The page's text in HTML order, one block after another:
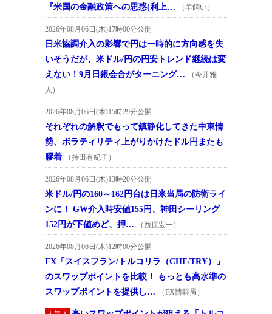
『米国の金融政策への思惑(利上…
（羊飼い）
2026年08月06日(木)17時00分公開
日米協調介入の影響で円は一時的に方向感を失
いそうだが、米ドル/円の円安トレンド継続は変
えない！9月日銀会合がターニング…
（今井雅
人）
2026年08月06日(木)15時29分公開
それぞれの解釈でもって鎮静化してきた中東情
勢、ボラティリティ上がりかけたドル円またも
膠着
（持田有紀子）
2026年08月06日(木)13時20分公開
米ドル/円の160～162円台は日米当局の防衛ライ
ンに！ GW介入時安値155円、神田シーリング
152円が下値めど、押…
（西原宏一）
2026年08月06日(木)12時00分公開
FX「スイスフラン/トルコリラ（CHF/TRY）」
のスワップポイントを比較！ もっとも高水準の
スワップポイントを提供し…
（FX情報局）